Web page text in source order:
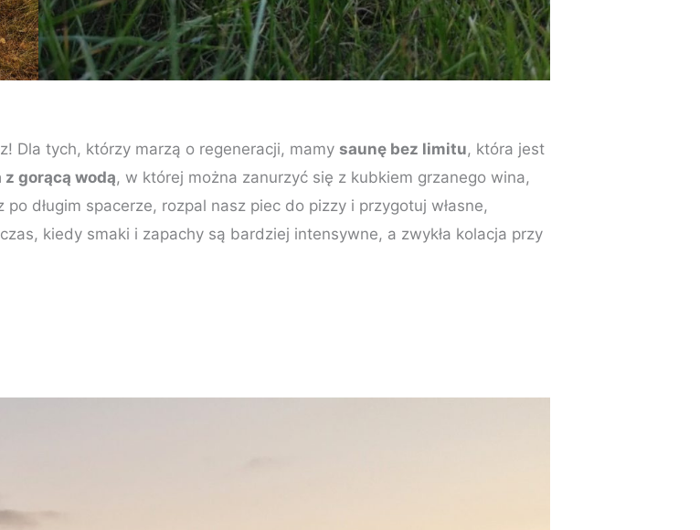
Dla tych, którzy marzą o regeneracji, mamy saunę bez limitu, która jest
z gorącą wodą, w której można zanurzyć się z kubkiem grzanego wina,
długim spacerze, rozpal nasz piec do pizzy i przygotuj własne,
kiedy smaki i zapachy są bardziej intensywne, a zwykła kolacja przy